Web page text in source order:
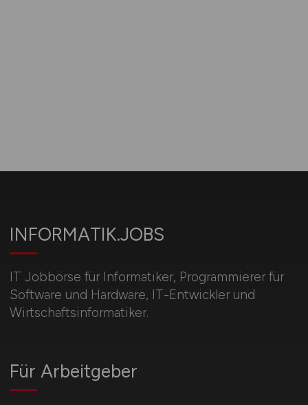
INFORMATIK.JOBS
IT Jobbörse für Informatiker, Programmierer für
Software und Hardware, IT-Entwickler und
Wirtschaftsinformatiker.
Für Arbeitgeber